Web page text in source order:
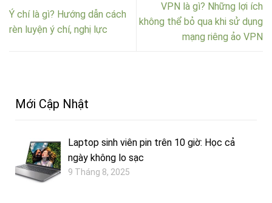
Ý chí là gì? Hướng dẫn cách
rèn luyện ý chí, nghị lực
VPN là gì? Những lợi ích
không thể bỏ qua khi sử dụng
mạng riêng ảo VPN
Mới Cập Nhật
Laptop sinh viên pin trên 10 giờ: Học cả
ngày không lo sạc
9 Tháng 8, 2025